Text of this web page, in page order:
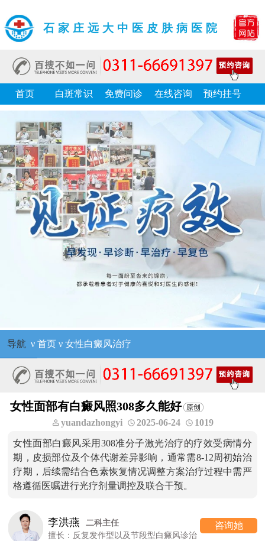
石家庄远大中医皮肤病医院
首页 白斑常识 免费问诊 在线咨询 预约挂号
导航 ν 首页ν 女性白癜风治疗
女性面部有白癜风照308多久能好
yuandazhongyi 2025-06-24 1019
女性面部白癜风采用308准分子激光治疗的疗效受病情分
期，皮损部位及个体代谢差异影响，通常需8-12周初始治
疗期，后续需结合色素恢复情况调整方案治疗过程中需严
格遵循医嘱进行光疗剂量调控及联合干预。
李洪燕
二科主任
擅长：反复发作型以及节段型白癜风诊治
咨询她